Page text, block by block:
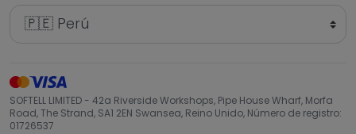
SOFTELL LIMITED - 42a Riverside Workshops, Pipe House Wharf, Morfa
Road, The Strand, SA1 2EN Swansea, Reino Unido, Número de registro:
01726537